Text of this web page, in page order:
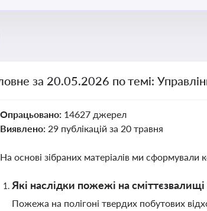
за 20.05.2026 по темі:
Опрацьовано: 14627 джерел
Виявлено: 29 публікацій за 20 травня
На основі зібраних матеріалів ми сформували
Які наслідки пожежі на
Пожежа на полігоні твердих побутових